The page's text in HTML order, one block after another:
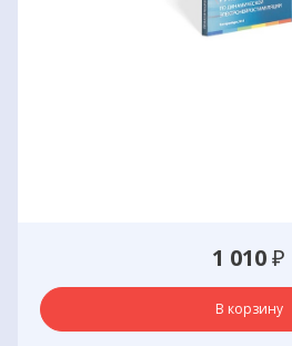
1 010₽
В корзину